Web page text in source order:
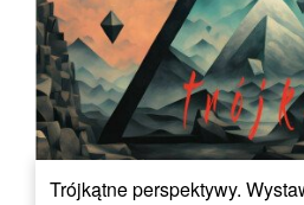
Trójkątne perspektywy.